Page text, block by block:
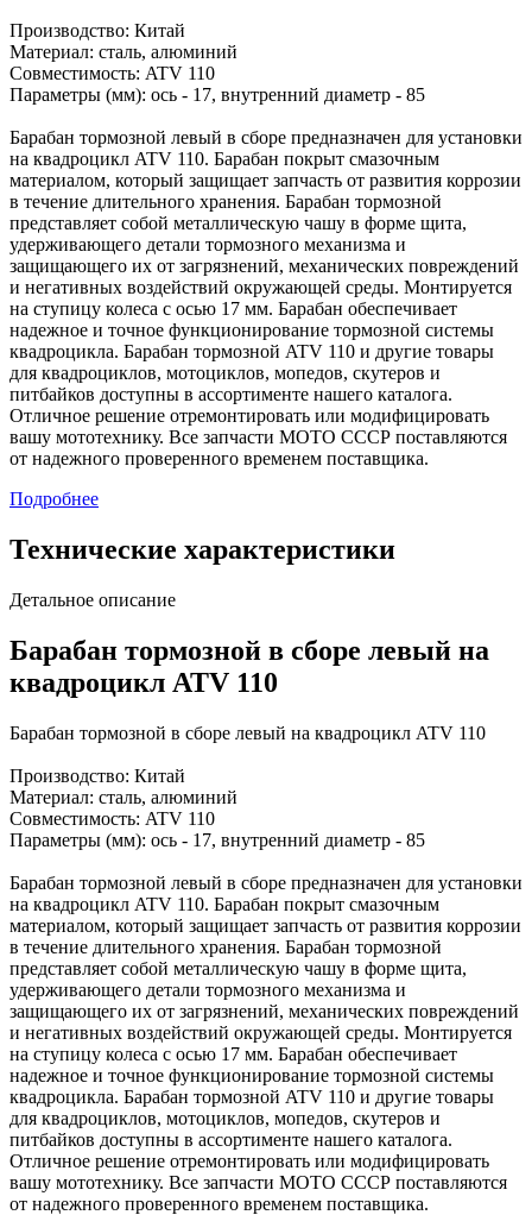
Производство: Китай
Материал: сталь, алюминий
Совместимость: ATV 110
Параметры (мм): ось - 17, внутренний диаметр - 85
Барабан тормозной левый в сборе предназначен для установки
на квадроцикл ATV 110. Барабан покрыт смазочным
материалом, который защищает запчасть от развития коррозии
в течение длительного хранения. Барабан тормозной
представляет собой металлическую чашу в форме щита,
удерживающего детали тормозного механизма и
защищающего их от загрязнений, механических повреждений
и негативных воздействий окружающей среды. Монтируется
на ступицу колеса с осью 17 мм. Барабан обеспечивает
надежное и точное функционирование тормозной системы
квадроцикла. Барабан тормозной ATV 110 и другие товары
для квадроциклов, мотоциклов, мопедов, скутеров и
питбайков доступны в ассортименте нашего каталога.
Отличное решение отремонтировать или модифицировать
вашу мототехнику. Все запчасти МОТО СССР поставляются
от надежного проверенного временем поставщика.
Подробнее
Технические характеристики
Детальное описание
Барабан тормозной в сборе левый на
квадроцикл ATV 110
Барабан тормозной в сборе левый на квадроцикл ATV 110
Производство: Китай
Материал: сталь, алюминий
Совместимость: ATV 110
Параметры (мм): ось - 17, внутренний диаметр - 85
Барабан тормозной левый в сборе предназначен для установки
на квадроцикл ATV 110. Барабан покрыт смазочным
материалом, который защищает запчасть от развития коррозии
в течение длительного хранения. Барабан тормозной
представляет собой металлическую чашу в форме щита,
удерживающего детали тормозного механизма и
защищающего их от загрязнений, механических повреждений
и негативных воздействий окружающей среды. Монтируется
на ступицу колеса с осью 17 мм. Барабан обеспечивает
надежное и точное функционирование тормозной системы
квадроцикла. Барабан тормозной ATV 110 и другие товары
для квадроциклов, мотоциклов, мопедов, скутеров и
питбайков доступны в ассортименте нашего каталога.
Отличное решение отремонтировать или модифицировать
вашу мототехнику. Все запчасти МОТО СССР поставляются
от надежного проверенного временем поставщика.